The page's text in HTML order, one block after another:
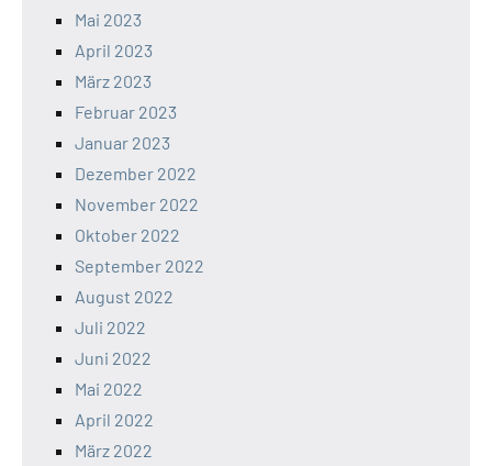
Mai 2023
April 2023
März 2023
Februar 2023
Januar 2023
Dezember 2022
November 2022
Oktober 2022
September 2022
August 2022
Juli 2022
Juni 2022
Mai 2022
April 2022
März 2022